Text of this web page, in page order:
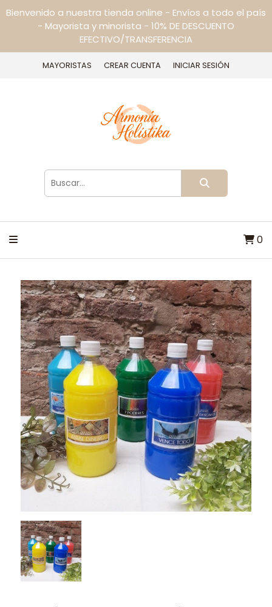
Bienvenido a nuestra tienda online - Envíos a todo el país
- Mayorista y minorista - 10% DE DESCUENTO
EFECTIVO/TRANSFERENCIA
MAYORISTAS CREAR CUENTA INICIAR SESIÓN
0